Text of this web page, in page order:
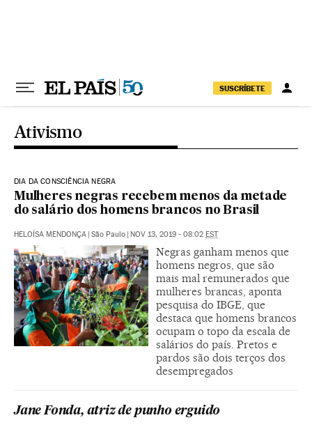
SUSCRÍBETE
Ativismo
DIA DA CONSCIÊNCIA NEGRA
Mulheres negras recebem menos da metade
do salário dos homens brancos no Brasil
HELOÍSA MENDONÇA | São Paulo | NOV 13, 2019 - 08:02 EST
Negras ganham menos que
homens negros, que são
mais mal remunerados que
mulheres brancas, aponta
pesquisa do IBGE, que
destaca que homens brancos
ocupam o topo da escala de
salários do país. Pretos e
pardos são dois terços dos
desempregados
Jane Fonda, atriz de punho erguido